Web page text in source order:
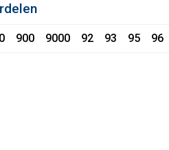
900 9000 92 93 95 96